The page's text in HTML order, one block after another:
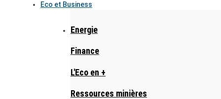
Eco et Business
Energie
Finance
L'Eco en +
Ressources minières